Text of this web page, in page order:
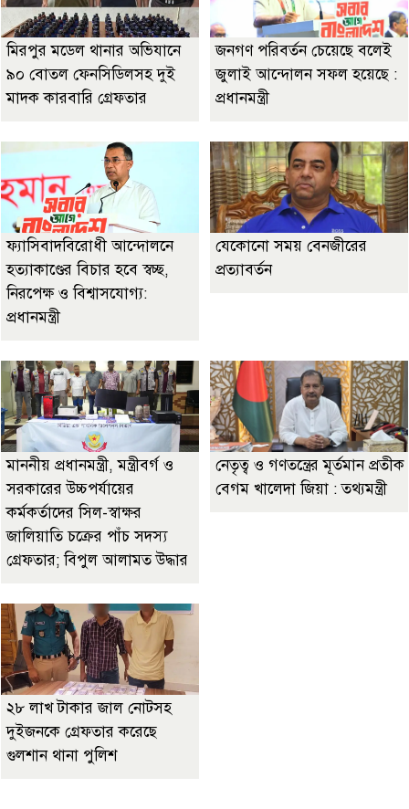
মিরপুর মডেল থানার অভিযানে
৯০ বোতল ফেনসিডিলসহ দুই
মাদক কারবারি গ্রেফতার
জনগণ পরিবর্তন চেয়েছে বলেই
জুলাই আন্দোলন সফল হয়েছে :
প্রধানমন্ত্রী
ফ্যাসিবাদবিরোধী আন্দোলনে
হত্যাকাণ্ডের বিচার হবে স্বচ্ছ,
নিরপেক্ষ ও বিশ্বাসযোগ্য:
প্রধানমন্ত্রী
যেকোনো সময় বেনজীরের
প্রত্যাবর্তন
মাননীয় প্রধানমন্ত্রী, মন্ত্রীবর্গ ও
সরকারের উচ্চপর্যায়ের
কর্মকর্তাদের সিল-স্বাক্ষর
জালিয়াতি চক্রের পাঁচ সদস্য
গ্রেফতার; বিপুল আলামত উদ্ধার
নেতৃত্ব ও গণতন্ত্রের মূর্তমান প্রতীক
বেগম খালেদা জিয়া : তথ্যমন্ত্রী
২৮ লাখ টাকার জাল নোটসহ
দুইজনকে গ্রেফতার করেছে
গুলশান থানা পুলিশ